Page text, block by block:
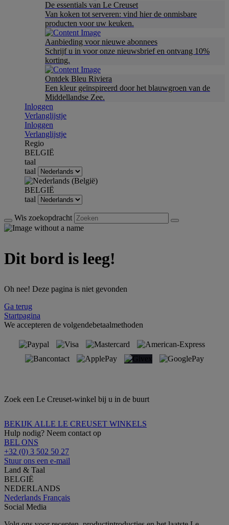
De essentials van Le Creuset
Van koken tot serveren: vind hier de onmisbare
producten voor uw keuken.
Aanbieding voor nieuwe abonnees
Schrijf u in voor onze nieuwsbrief en ontvang 10%
korting.
Ontdek Bleu Riviera
Een kleur geïnspireerd door het blauwgroen van de
Middellandse Zee.
Inloggen
Verlanglijstje
Inloggen
Verlanglijstje
Regio
BELGIË
taal
taal
BELGIË
taal
Wis zoekopdracht
Dit bord is leeg!
Oh nee! Deze pagina is niet gevonden
Ga terug
Startpagina
We accepteren de volgendebetaalmethoden
Zoek een Le Creuset-winkel bij u in de buurt
BEKIJK ALLE LE CREUSET WINKELS
Hulp nodig? Neem contact op
BEL ONS
+32 (0) 3 502 50 27
Stuur ons een e-mail
Land & Taal
BELGIË
NEDERLANDS
Nederlands Français
Social Media